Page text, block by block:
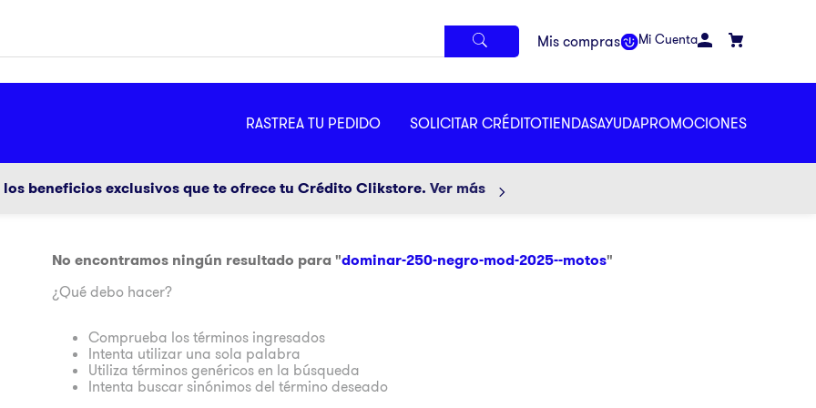
Mi Cuenta
RASTREA TU PEDIDO SOLICITAR CRÉDITOTIENDASAYUDAPROMOCIONES
beneficios exclusivos que te ofrece tu Crédito Clikstore. Ver más
No encontramos ningún resultado para "dominar-250-negro-mod-2025--motos"
¿Qué debo hacer?
Comprueba los términos ingresados
Intenta utilizar una sola palabra
Utiliza términos genéricos en la búsqueda
Intenta buscar sinónimos del término deseado